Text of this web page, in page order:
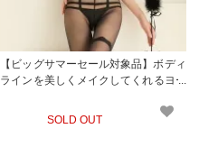
【ビッグサマーセール対象品】ボディ
ラインを美しくメイクしてくれるヨー
キング(STOCKING)
SOLD OUT